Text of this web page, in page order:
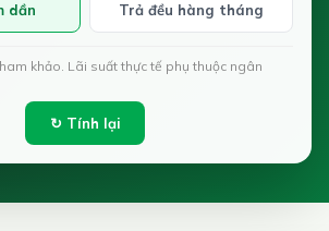
dần Trả đều hàng tháng
khảo. Lãi suất thực tế phụ thuộc ngân
↻ Tính lại